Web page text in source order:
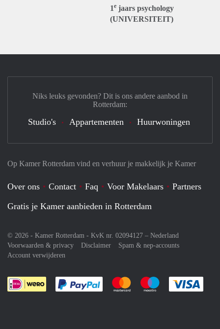
1e jaars psychology
(UNIVERSITEIT)
Op Kamer Rotterdam vind en verhuur je makkelijk je Kamer
Over ons Contact Faq Voor Makelaars
Partners
Gratis je Kamer aanbieden in Rotterdam
© 2026 - Kamer Rotterdam - KvK nr. 02094127 – Nederland
Voorwaarden & privacy
Disclaimer
Spam & nep-accounts
Account verwijderen
Je rekent gemakkelijk af met Paypal
Je rekent gemakkelijk af met
Je rekent
Niks leuks gevonden? Dit is ons andere aanbod in
Rotterdam:
Studio's Appartementen Huurwoningen